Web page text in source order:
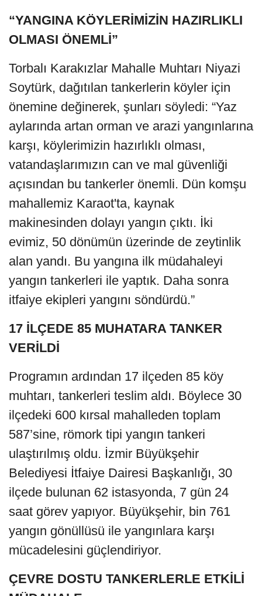
“YANGINA KÖYLERİMİZİN HAZIRLIKLI
OLMASI ÖNEMLİ”
Torbalı Karakızlar Mahalle Muhtarı Niyazi
Soytürk, dağıtılan tankerlerin köyler için
önemine değinerek, şunları söyledi: “Yaz
aylarında artan orman ve arazi yangınlarına
karşı, köylerimizin hazırlıklı olması,
vatandaşlarımızın can ve mal güvenliği
açısından bu tankerler önemli. Dün komşu
mahallemiz Karaot'ta, kaynak
makinesinden dolayı yangın çıktı. İki
evimiz, 50 dönümün üzerinde de zeytinlik
alan yandı. Bu yangına ilk müdahaleyi
yangın tankerleri ile yaptık. Daha sonra
itfaiye ekipleri yangını söndürdü.”
17 İLÇEDE 85 MUHATARA TANKER
VERİLDİ
Programın ardından 17 ilçeden 85 köy
muhtarı, tankerleri teslim aldı. Böylece 30
ilçedeki 600 kırsal mahalleden toplam
587’sine, römork tipi yangın tankeri
ulaştırılmış oldu. İzmir Büyükşehir
Belediyesi İtfaiye Dairesi Başkanlığı, 30
ilçede bulunan 62 istasyonda, 7 gün 24
saat görev yapıyor. Büyükşehir, bin 761
yangın gönüllüsü ile yangınlara karşı
mücadelesini güçlendiriyor.
ÇEVRE DOSTU TANKERLERLE ETKİLİ